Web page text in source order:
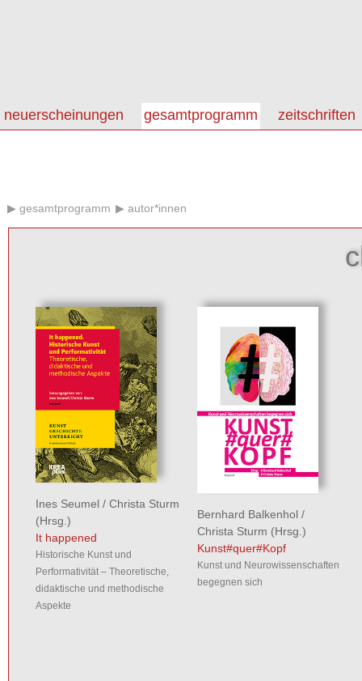
neuerscheinungen gesamtprogramm zeitschriften
gesamtprogramm autor*innen
Ines Seumel / Christa Sturm
(Hrsg.)
It happened
Historische Kunst und
Performativität – Theoretische,
didaktische und methodische
Aspekte
Bernhard Balkenhol /
Christa Sturm (Hrsg.)
Kunst#quer#Kopf
Kunst und Neurowissenschaften
begegnen sich